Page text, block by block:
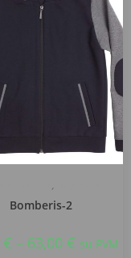
,
Bomberis-2
€ – 63,00 € su PVM